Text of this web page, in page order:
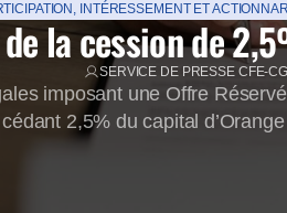
INTÉRESSEMENT ET
la cession de
SERVICE DE PRESSE CFE-
imposant une Offre
2,5% du capital